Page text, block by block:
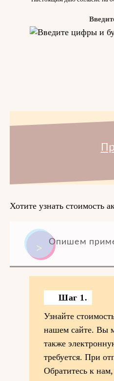
Хотите узнать стоимость
Опишем
Шаг 1.
Узнайте
нашем сайте. Вы
также
требуется. При
Обратитесь к